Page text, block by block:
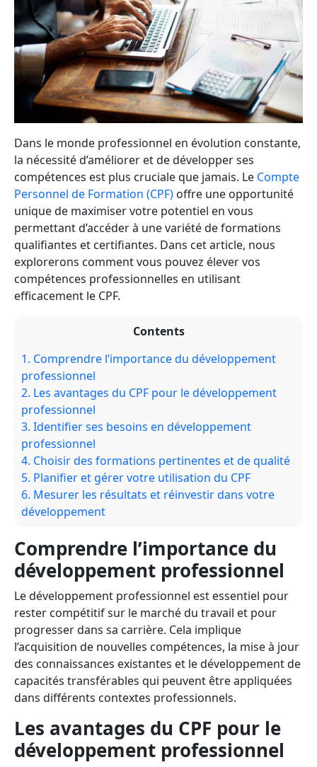
Dans le monde professionnel en évolution constante,
la nécessité d’améliorer et de développer ses
compétences est plus cruciale que jamais. Le Compte
Personnel de Formation (CPF) offre une opportunité
unique de maximiser votre potentiel en vous
permettant d’accéder à une variété de formations
qualifiantes et certifiantes. Dans cet article, nous
explorerons comment vous pouvez élever vos
compétences professionnelles en utilisant
efficacement le CPF.
Contents
1. Comprendre l’importance du développement
professionnel
2. Les avantages du CPF pour le développement
professionnel
3. Identifier ses besoins en développement
professionnel
4. Choisir des formations pertinentes et de qualité
5. Planifier et gérer votre utilisation du CPF
6. Mesurer les résultats et réinvestir dans votre
développement
Comprendre l’importance du
développement professionnel
Le développement professionnel est essentiel pour
rester compétitif sur le marché du travail et pour
progresser dans sa carrière. Cela implique
l’acquisition de nouvelles compétences, la mise à jour
des connaissances existantes et le développement de
capacités transférables qui peuvent être appliquées
dans différents contextes professionnels.
Les avantages du CPF pour le
développement professionnel